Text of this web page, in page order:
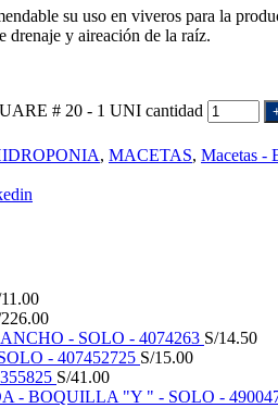
su uso en viveros para la
drenaje y aireación de la raíz.
# 20 - 1 UNI cantidad
, MACETAS, Macetas -
11.00
226.00
- SOLO - 4074263 S/14.50
- 407452725 S/15.00
S/41.00
- BOQUILLA "Y " - SOLO -